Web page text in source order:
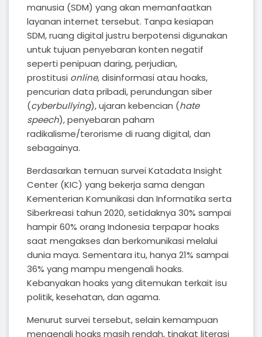
manusia (SDM) yang akan memanfaatkan
layanan internet tersebut. Tanpa kesiapan
SDM, ruang digital justru berpotensi digunakan
untuk tujuan penyebaran konten negatif
seperti penipuan daring, perjudian,
prostitusi online, disinformasi atau hoaks,
pencurian data pribadi, perundungan siber
(cyberbullying), ujaran kebencian (hate
speech), penyebaran paham
radikalisme/terorisme di ruang digital, dan
sebagainya.
Berdasarkan temuan survei Katadata Insight
Center (KIC) yang bekerja sama dengan
Kementerian Komunikasi dan Informatika serta
Siberkreasi tahun 2020, setidaknya 30% sampai
hampir 60% orang Indonesia terpapar hoaks
saat mengakses dan berkomunikasi melalui
dunia maya. Sementara itu, hanya 21% sampai
36% yang mampu mengenali hoaks.
Kebanyakan hoaks yang ditemukan terkait isu
politik, kesehatan, dan agama.
Menurut survei tersebut, selain kemampuan
mengenali hoaks masih rendah, tingkat literasi